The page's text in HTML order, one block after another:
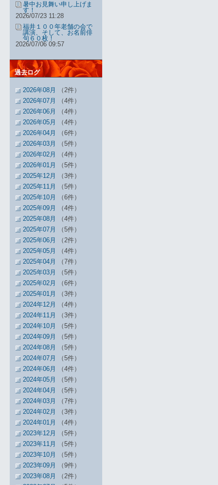
暑中お見舞い申し上げま
す！
2026/07/23 11:28
福井１００年老舗の会で
講演、そして、お名前俳
句６０枚！
2026/07/06 09:57
過去ログ
2026年08月
（2件）
2026年07月
（4件）
2026年06月
（4件）
2026年05月
（4件）
2026年04月
（6件）
2026年03月
（5件）
2026年02月
（4件）
2026年01月
（5件）
2025年12月
（3件）
2025年11月
（5件）
2025年10月
（6件）
2025年09月
（4件）
2025年08月
（4件）
2025年07月
（5件）
2025年06月
（2件）
2025年05月
（4件）
2025年04月
（7件）
2025年03月
（5件）
2025年02月
（6件）
2025年01月
（3件）
2024年12月
（4件）
2024年11月
（3件）
2024年10月
（5件）
2024年09月
（5件）
2024年08月
（5件）
2024年07月
（5件）
2024年06月
（4件）
2024年05月
（5件）
2024年04月
（5件）
2024年03月
（7件）
2024年02月
（3件）
2024年01月
（4件）
2023年12月
（5件）
2023年11月
（5件）
2023年10月
（5件）
2023年09月
（9件）
2023年08月
（2件）